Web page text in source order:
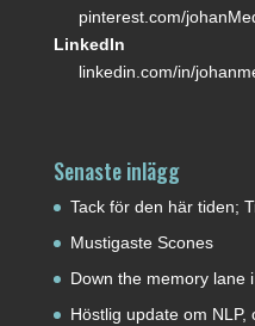
pinterest.com/
LinkedIn
linkedin.com/in/
Senaste inlägg
Tack för den här tiden;
Mustigaste Scones
Down the memory lane
Höstlig update om